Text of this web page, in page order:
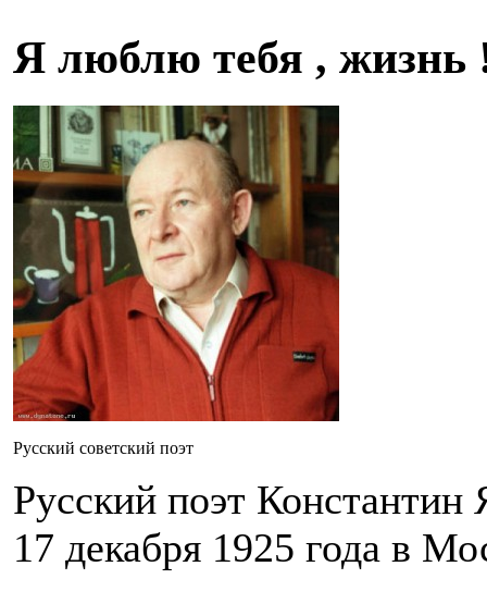
Я люблю тебя , жизнь
Русский советский поэт
Русский поэт
17 декабря 1925 года в